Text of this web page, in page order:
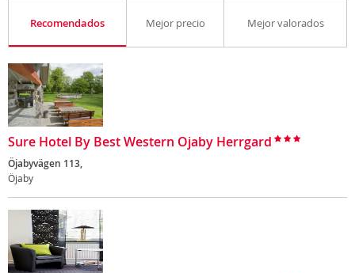
Recomendados Mejor precio Mejor valorados
Sure Hotel By Best Western Ojaby Herrgard
Öjabyvägen 113,
Öjaby